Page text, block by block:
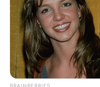
BRAINBERRIES